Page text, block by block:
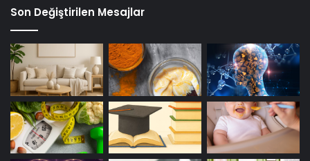
Son Değiştirilen Mesajlar